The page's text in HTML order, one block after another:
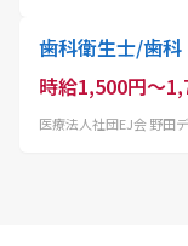
歯科衛生士/歯科
時給1,500円～